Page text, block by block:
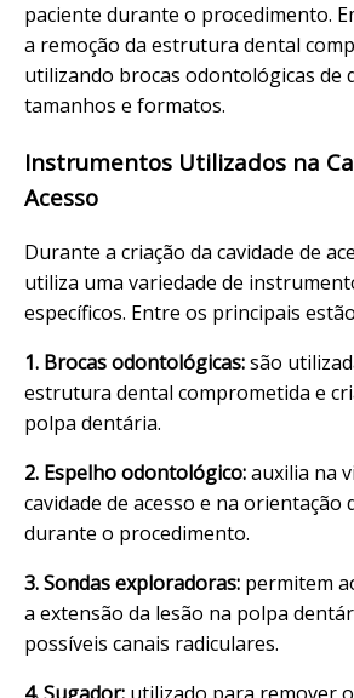
paciente durante o procedimento.
a remoção da estrutura dental
utilizando brocas odontológicas de
tamanhos e formatos.
Instrumentos Utilizados na
Acesso
Durante a criação da cavidade de
utiliza uma variedade de
específicos. Entre os principais
1. Brocas odontológicas:são
estrutura dental comprometida e
polpa dentária.
2. Espelho odontológico:auxilia na
cavidade de acesso e na
durante o procedimento.
3. Sondas exploradoras: permitem
a extensão da lesão na polpa
possíveis canais radiculares.